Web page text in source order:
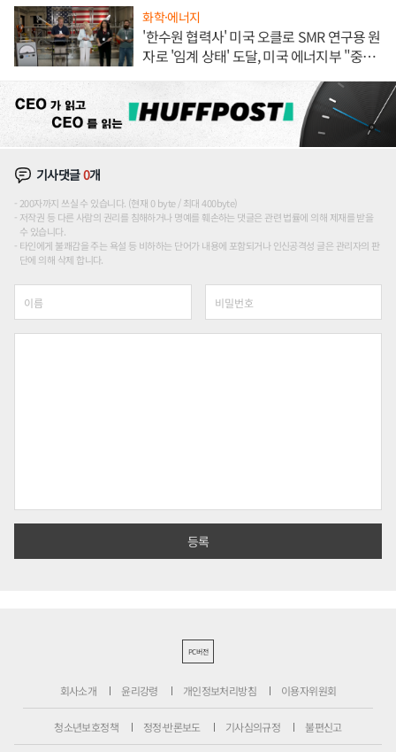
화학·에너지
'한수원 협력사' 미국 오클로 SMR 연구용 원
자로 '임계 상태' 도달, 미국 에너지부 "중요
기사댓글0개
200자까지 쓰실 수 있습니다. (현재 0 byte / 최대 400byte)
저작권 등 다른 사람의 권리를 침해하거나 명예를 훼손하는 댓글은 관련 법률에 의해 제재를 받을
수 있습니다.
타인에게 불쾌감을 주는 욕설 등 비하하는 단어가 내용에 포함되거나 인신공격성 글은 관리자의 판
단에 의해 삭제 합니다.
PC버전
회사소개 윤리강령 개인정보처리방침 이용자위원회
청소년보호정책 정정·반론보도 기사심의규정 불편신고